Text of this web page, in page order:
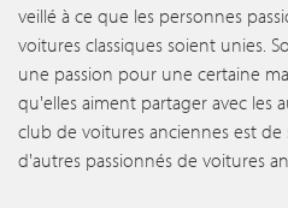
veillé à ce que les personnes
voitures classiques soient unies.
une passion pour une certaine
qu'elles aiment partager avec les
club de voitures anciennes est
d'autres passionnés de voitures